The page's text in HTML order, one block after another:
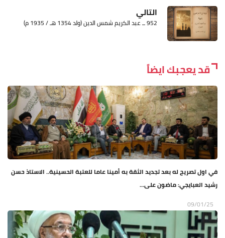
التالي
952 ــ عبد الكريم شمس الدين (ولد 1354 هـ / 1935 م)
قد يعجبك ايضاً
في اول تصريح له بعد تجديد الثقة به أمينا عاما للعتبة الحسينية.. الاستاذ حسن
رشيد العبايجي: ماضون على...
09/01/25